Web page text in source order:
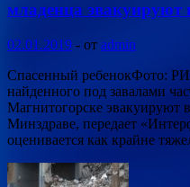
младенца эвакуируют
02.01.2019 - от admin
Спасенный ребенокФото:
найденного под завалами
Магнитогорске эвакуируют
Минздраве, передает
оценивается как крайне